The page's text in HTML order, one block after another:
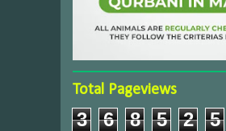
Total Pageviews
3 6 8 5 2 5